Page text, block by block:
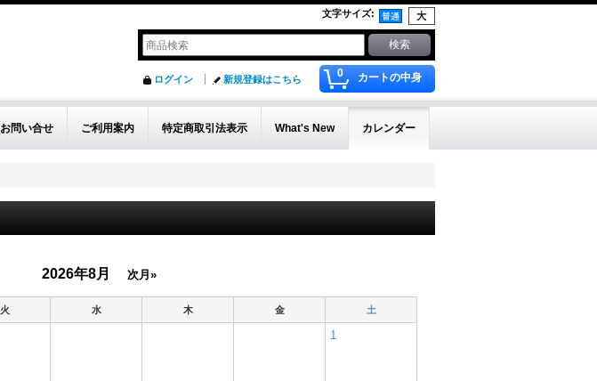
文字サイズ:
0 カートの中身
ログイン 新規登録はこちら
お問い合せ ご利用案内 特定商取引法表示 What's New カレンダー
2026年8月 次月»
火 水 木 金 土
1